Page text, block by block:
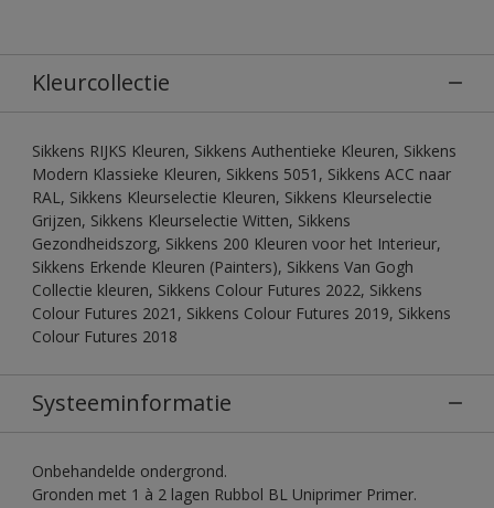
Kleurcollectie
Sikkens RIJKS Kleuren, Sikkens Authentieke Kleuren, Sikkens
Modern Klassieke Kleuren, Sikkens 5051, Sikkens ACC naar
RAL, Sikkens Kleurselectie Kleuren, Sikkens Kleurselectie
Grijzen, Sikkens Kleurselectie Witten, Sikkens
Gezondheidszorg, Sikkens 200 Kleuren voor het Interieur,
Sikkens Erkende Kleuren (Painters), Sikkens Van Gogh
Collectie kleuren, Sikkens Colour Futures 2022, Sikkens
Colour Futures 2021, Sikkens Colour Futures 2019, Sikkens
Colour Futures 2018
Systeeminformatie
Onbehandelde ondergrond.
Gronden met 1 à 2 lagen Rubbol BL Uniprimer Primer.